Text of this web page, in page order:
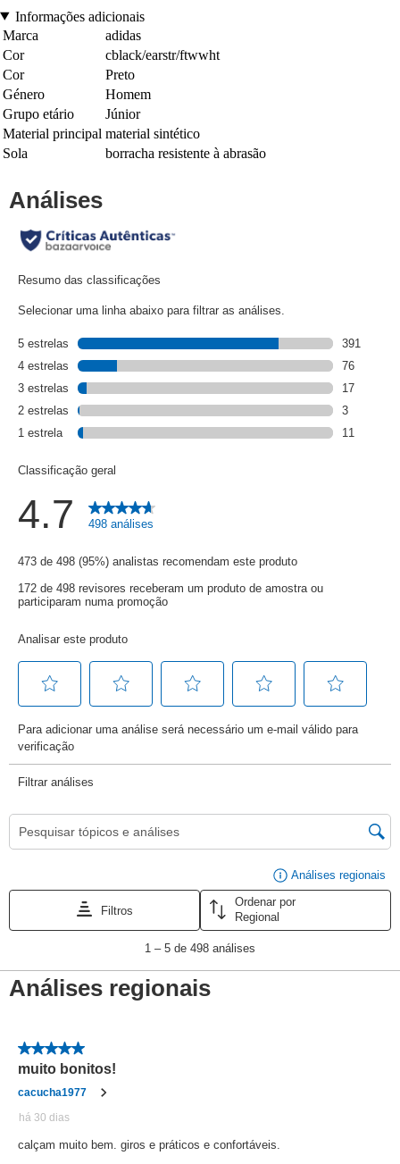
Informações adicionais
Marca
adidas
Cor
cblack/earstr/ftwwht
Cor
Preto
Género
Homem
Grupo etário
Júnior
Material principal material sintético
Sola
borracha resistente à abrasão